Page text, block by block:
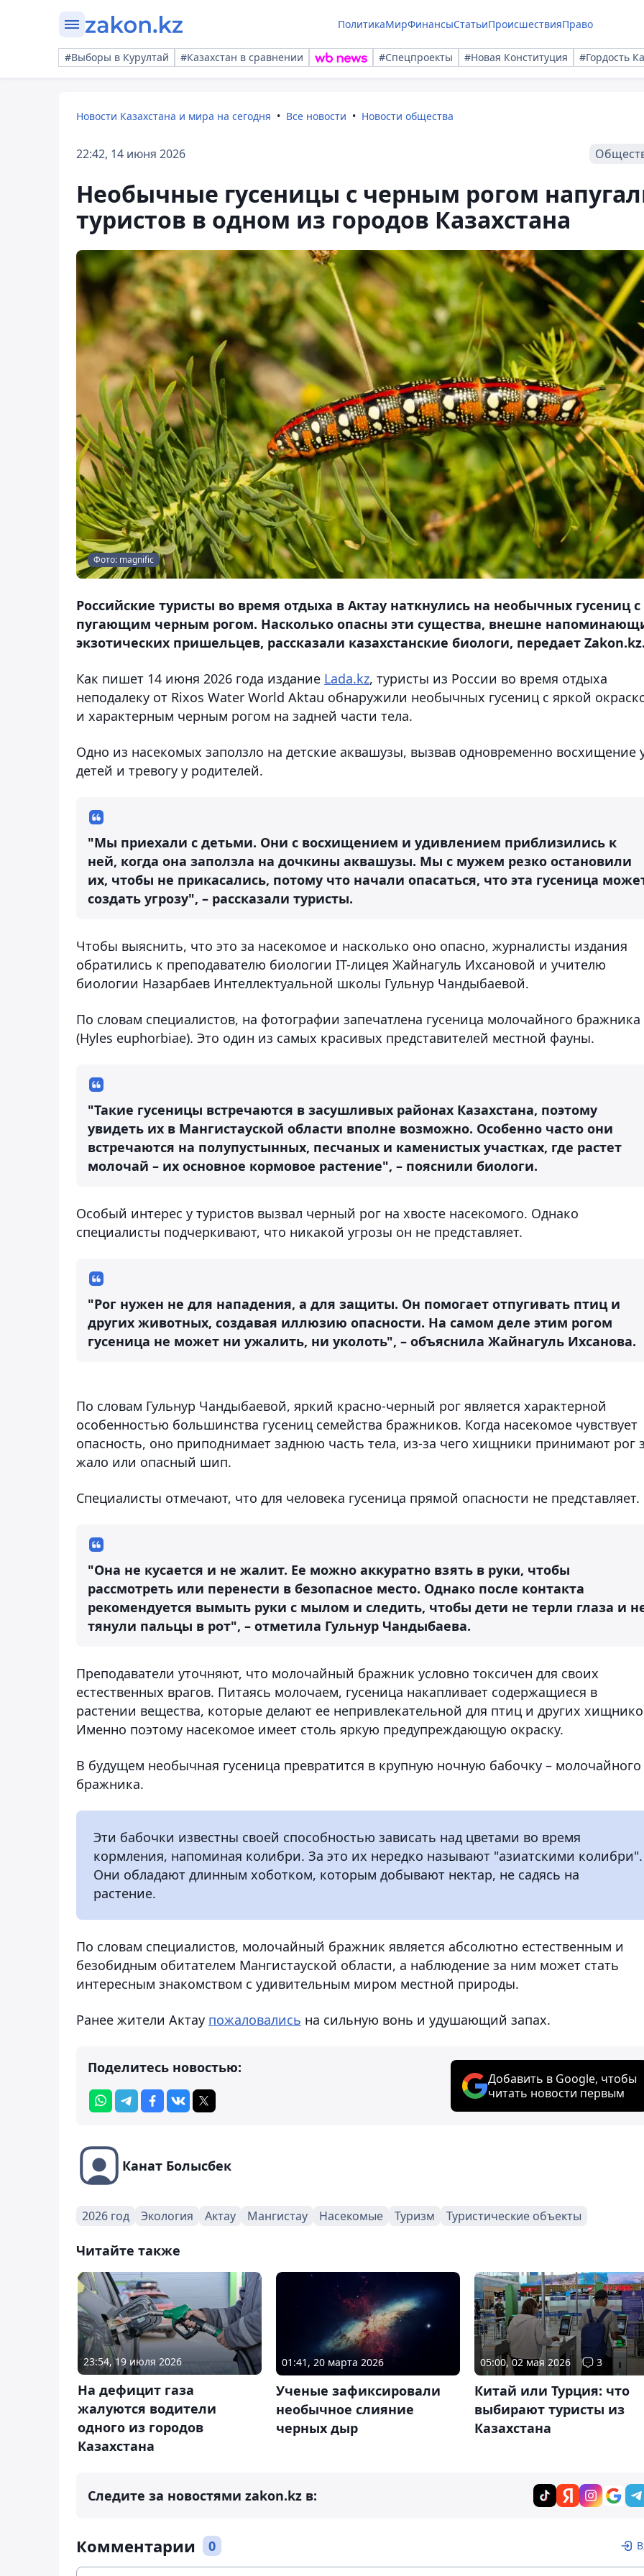
ПолитикаМирФинансыСтатьиПроисшествияПраво
#Выборы в Курултай #Казахстан в сравнении #Спецпроекты #Новая Конституция #Гордость
Новости Казахстана и мира на сегодня Все новости Новости общества
22:42, 14 июня 2026
Необычные гусеницы с черным рогом
туристов в одном из городов Казахстана
Фото: magnific
Российские туристы во время отдыха в Актау наткнулись на необычных гусениц с
пугающим черным рогом. Насколько опасны эти существа, внешне
экзотических пришельцев, рассказали казахстанские биологи, передает
Как пишет 14 июня 2026 года издание Lada.kz, туристы из России во время отдыха
неподалеку от Rixos Water World Aktau обнаружили необычных гусениц с яркой
и характерным черным рогом на задней части тела.
Одно из насекомых заползло на детские аквашузы, вызвав одновременно восхищение
детей и тревогу у родителей.
"Мы приехали с детьми. Они с восхищением и удивлением приблизились к
ней, когда она заползла на дочкины аквашузы. Мы с мужем резко остановили
их, чтобы не прикасались, потому что начали опасаться, что эта гусеница
создать угрозу", – рассказали туристы.
Чтобы выяснить, что это за насекомое и насколько оно опасно, журналисты издания
обратились к преподавателю биологии IT-лицея Жайнагуль Ихсановой и учителю
биологии Назарбаев Интеллектуальной школы Гульнур Чандыбаевой.
По словам специалистов, на фотографии запечатлена гусеница молочайного бражника
(Hyles euphorbiae). Это один из самых красивых представителей местной фауны.
"Такие гусеницы встречаются в засушливых районах Казахстана, поэтому
увидеть их в Мангистауской области вполне возможно. Особенно часто они
встречаются на полупустынных, песчаных и каменистых участках, где растет
молочай – их основное кормовое растение", – пояснили биологи.
Особый интерес у туристов вызвал черный рог на хвосте насекомого. Однако
специалисты подчеркивают, что никакой угрозы он не представляет.
"Рог нужен не для нападения, а для защиты. Он помогает отпугивать птиц и
других животных, создавая иллюзию опасности. На самом деле этим рогом
гусеница не может ни ужалить, ни уколоть", – объяснила Жайнагуль Ихсанова.
По словам Гульнур Чандыбаевой, яркий красно-черный рог является характерной
особенностью большинства гусениц семейства бражников. Когда насекомое чувствует
опасность, оно приподнимает заднюю часть тела, из-за чего хищники принимают рог
жало или опасный шип.
Специалисты отмечают, что для человека гусеница прямой опасности не представляет.
"Она не кусается и не жалит. Ее можно аккуратно взять в руки, чтобы
рассмотреть или перенести в безопасное место. Однако после контакта
рекомендуется вымыть руки с мылом и следить, чтобы дети не терли глаза и
тянули пальцы в рот", – отметила Гульнур Чандыбаева.
Преподаватели уточняют, что молочайный бражник условно токсичен для своих
естественных врагов. Питаясь молочаем, гусеница накапливает содержащиеся в
растении вещества, которые делают ее непривлекательной для птиц и других
Именно поэтому насекомое имеет столь яркую предупреждающую окраску.
В будущем необычная гусеница превратится в крупную ночную бабочку – молочайного
бражника.
Эти бабочки известны своей способностью зависать над цветами во время
кормления, напоминая колибри. За это их нередко называют "азиатскими колибри".
Они обладают длинным хоботком, которым добывают нектар, не садясь на
растение.
По словам специалистов, молочайный бражник является абсолютно естественным и
безобидным обитателем Мангистауской области, а наблюдение за ним может стать
интересным знакомством с удивительным миром местной природы.
Ранее жители Актау пожаловались на сильную вонь и удушающий запах.
Поделитесь новостью:
Добавить в Google, чтобы
читать новости первым
Канат Болысбек
2026 год Экология Актау Мангистау Насекомые Туризм Туристические объекты
Читайте также
23:54, 19 июля 2026
На дефицит газа
жалуются водители
одного из городов
Казахстана
01:41, 20 марта 2026
Ученые зафиксировали
необычное слияние
черных дыр
05:00, 02 мая 2026 3
Китай или Турция: что
выбирают туристы из
Казахстана
Следите за новостями zakon.kz в:
Комментарии 0